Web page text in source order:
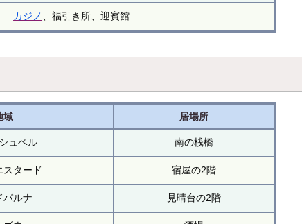
カジノ 、福引き所、迎賓館
域 居場所
ュベル 南の桟橋
スタード 宿屋の2階
パルナ 見晴台の2階